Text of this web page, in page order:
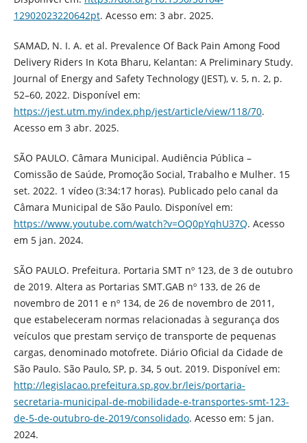
12902023220642pt. Acesso em: 3 abr. 2025.
SAMAD, N. I. A. et al. Prevalence Of Back Pain Among Food
Delivery Riders In Kota Bharu, Kelantan: A Preliminary Study.
Journal of Energy and Safety Technology (JEST), v. 5, n. 2, p.
52–60, 2022. Disponível em:
https://jest.utm.my/index.php/jest/article/view/118/70.
Acesso em 3 abr. 2025.
‌SÃO PAULO. Câmara Municipal. Audiência Pública –
Comissão de Saúde, Promoção Social, Trabalho e Mulher. 15
set. 2022. 1 vídeo (3:34:17 horas). Publicado pelo canal da
Câmara Municipal de São Paulo. Disponível em:
https://www.youtube.com/watch?v=OQ0pYqhU37Q. Acesso
em 5 jan. 2024.
SÃO PAULO. Prefeitura. Portaria SMT nº 123, de 3 de outubro
de 2019. Altera as Portarias SMT.GAB nº 133, de 26 de
novembro de 2011 e nº 134, de 26 de novembro de 2011,
que estabeleceram normas relacionadas à segurança dos
veículos que prestam serviço de transporte de pequenas
cargas, denominado motofrete. Diário Oficial da Cidade de
São Paulo. São Paulo, SP, p. 34, 5 out. 2019. Disponível em:
http://legislacao.prefeitura.sp.gov.br/leis/portaria-
secretaria-municipal-de-mobilidade-e-transportes-smt-123-
de-5-de-outubro-de-2019/consolidado. Acesso em: 5 jan.
2024.